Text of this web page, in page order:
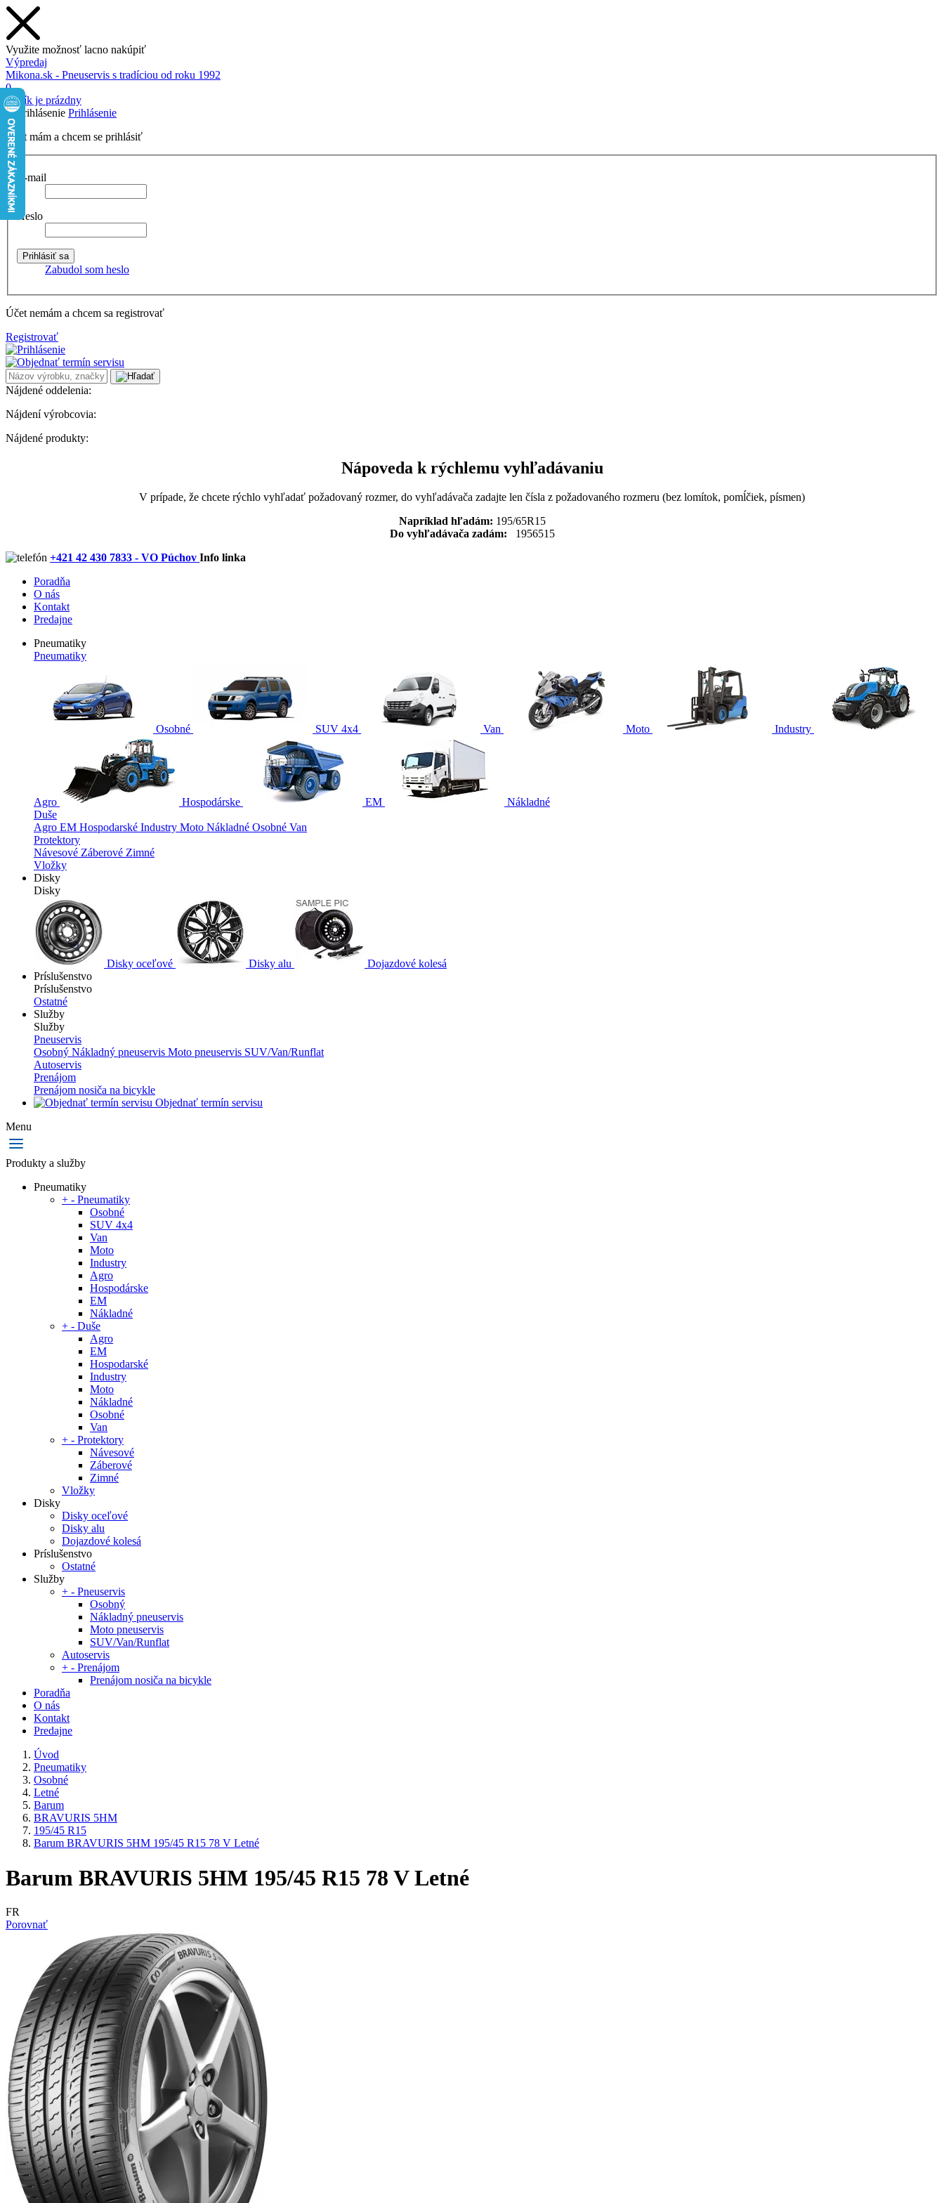
Využite možnosť lacno nakúpiť
Výpredaj
Mikona.sk - Pneuservis s tradíciou od roku 1992
0
Košík je prázdny
Prihlásenie
Účet mám a chcem se prihlásiť
E-mail
Heslo
Zabudol som heslo
Účet nemám a chcem sa registrovať
Registrovať
Nájdené oddelenia:
Nájdení výrobcovia:
Nájdené produkty:
Nápoveda k rýchlemu vyhľadávaniu
V prípade, že chcete rýchlo vyhľadať požadovaný rozmer, do vyhľadávača zadajte len čísla z požadovaného rozmeru (bez lomítok, pomĺčiek, písmen)
Napríklad hľadám: 195/65R15
Do vyhľadávača zadám: 1956515
+421 42 430 7833 - VO Púchov Info linka
Poradňa
O nás
Kontakt
Predajne
Pneumatiky
Pneumatiky
Osobné SUV 4x4 Van Moto Industry
Agro Hospodárske EM
Nákladné
Duše
Agro EM Hospodarské Industry Moto Nákladné Osobné Van
Protektory
Návesové Záberové Zimné
Vložky
Disky
Disky
Disky oceľové Disky alu
Dojazdové kolesá
Príslušenstvo
Príslušenstvo
Ostatné
Služby
Služby
Pneuservis
Osobný Nákladný pneuservis Moto pneuservis SUV/Van/Runflat
Autoservis
Prenájom
Prenájom nosiča na bicykle
Objednať termín servisu
Menu
Produkty a služby
Pneumatiky
+ - Pneumatiky
Osobné
SUV 4x4
Van
Moto
Industry
Agro
Hospodárske
EM
Nákladné
+ - Duše
Agro
EM
Hospodarské
Industry
Moto
Nákladné
Osobné
Van
+ - Protektory
Návesové
Záberové
Zimné
Vložky
Disky
Disky oceľové
Disky alu
Dojazdové kolesá
Príslušenstvo
Ostatné
Služby
+ - Pneuservis
Osobný
Nákladný pneuservis
Moto pneuservis
SUV/Van/Runflat
Autoservis
+ - Prenájom
Prenájom nosiča na bicykle
Poradňa
O nás
Kontakt
Predajne
Úvod
Pneumatiky
Osobné
Letné
Barum
BRAVURIS 5HM
195/45 R15
Barum BRAVURIS 5HM 195/45 R15 78 V Letné
Barum BRAVURIS 5HM 195/45 R15 78 V Letné
FR
Porovnať